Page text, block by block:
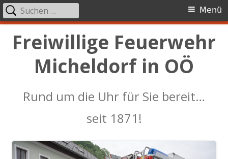
Freiwillige Feuerwehr
Micheldorf in OÖ
Rund um die Uhr für Sie bereit…
seit 1871!
Primäres
Menü
Menü
Suchen
nach: